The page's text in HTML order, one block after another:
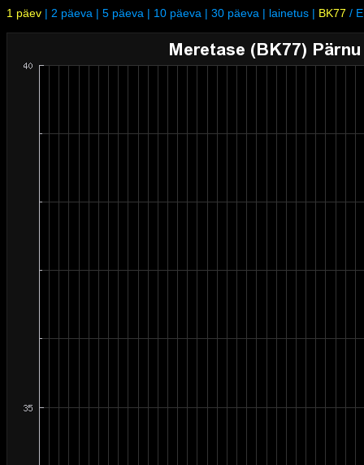
1 päev | 2 päeva | 5 päeva | 10 päeva | 30 päeva | lainetus | BK77 /